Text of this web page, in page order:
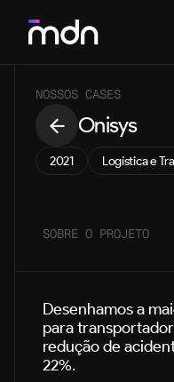
NOSSOS CASES
Onisys
2021 Logística e
SOBRE O PROJETO
Desenhamos a
para
redução de
22%.